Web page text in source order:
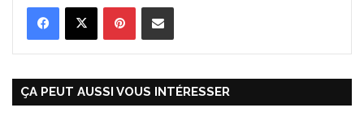
ÇA PEUT AUSSI VOUS INTÉRESSER